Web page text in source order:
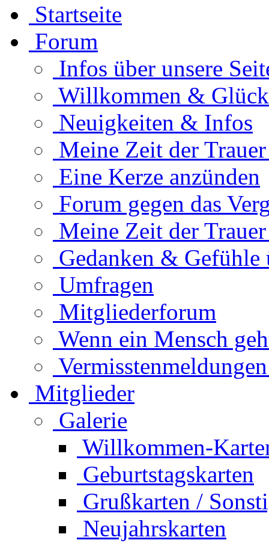
Startseite
Forum
Infos über unsere
Willkommen &
Neuigkeiten & Infos
Meine Zeit der
Eine Kerze anzünden
Forum gegen das
Meine Zeit der
Gedanken & Gefühle
Umfragen
Mitgliederforum
Wenn ein Mensch
Mitglieder
Galerie
Willkommen-
Geburtstagskarten
Grußkarten /
Neujahrskarten